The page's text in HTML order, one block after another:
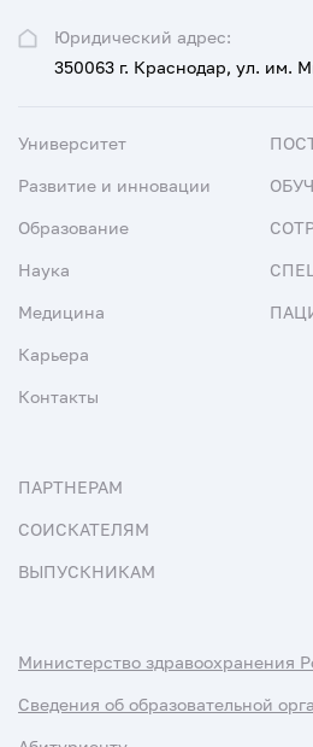
Юридический адрес:
350063 г. Краснодар, ул. им.
Университет
Развитие и инновации
Образование
Наука
Медицина
Карьера
Контакты
ПАРТНЕРАМ
СОИСКАТЕЛЯМ
ВЫПУСКНИКАМ
Министерство здравоохранения
Сведения об образовательной